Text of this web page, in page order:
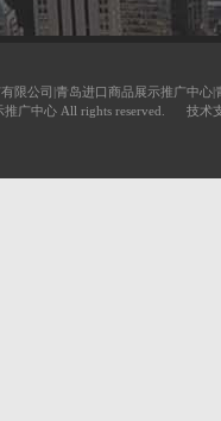
限公司|青岛进口商品展示推广中心|
推广中心 All rights reserved. 技术